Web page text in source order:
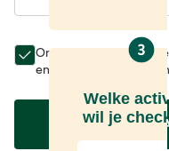
Ontvang al onze
en wetenschappelijk